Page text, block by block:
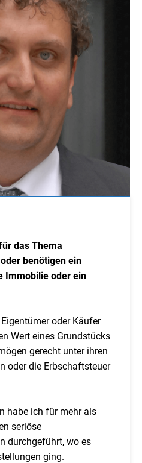
das Thema
benötigen ein
Immobilie oder ein
oder Käufer
Wert eines Grundstücks
gerecht unter ihren
oder die Erbschaftsteuer
habe ich für mehr als
seriöse
durchgeführt, wo es
ging.